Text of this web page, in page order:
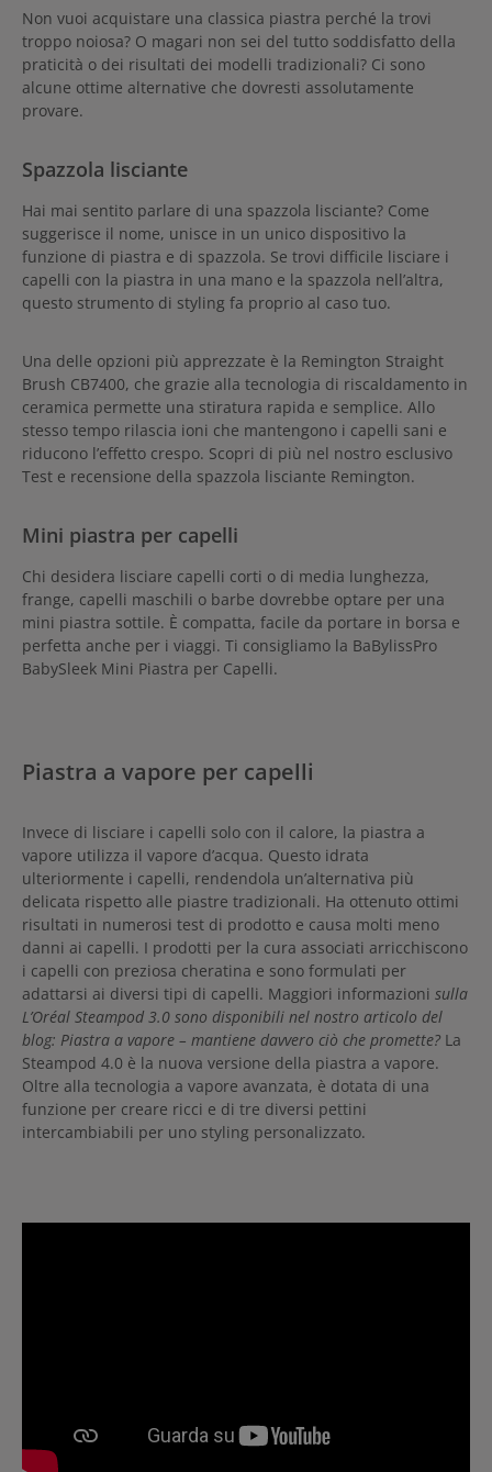
Non vuoi acquistare una classica piastra perché la trovi
troppo noiosa? O magari non sei del tutto soddisfatto della
praticità o dei risultati dei modelli tradizionali? Ci sono
alcune ottime alternative che dovresti assolutamente
provare.
Spazzola lisciante
Hai mai sentito parlare di una spazzola lisciante? Come
suggerisce il nome, unisce in un unico dispositivo la
funzione di piastra e di spazzola. Se trovi difficile lisciare i
capelli con la piastra in una mano e la spazzola nell’altra,
questo strumento di styling fa proprio al caso tuo.
Una delle opzioni più apprezzate è la Remington Straight
Brush CB7400, che grazie alla tecnologia di riscaldamento in
ceramica permette una stiratura rapida e semplice. Allo
stesso tempo rilascia ioni che mantengono i capelli sani e
riducono l’effetto crespo. Scopri di più nel nostro esclusivo
Test e recensione della spazzola lisciante Remington.
Mini piastra per capelli
Chi desidera lisciare capelli corti o di media lunghezza,
frange, capelli maschili o barbe dovrebbe optare per una
mini piastra sottile. È compatta, facile da portare in borsa e
perfetta anche per i viaggi. Ti consigliamo la BaBylissPro
BabySleek Mini Piastra per Capelli.
Piastra a vapore per capelli
Invece di lisciare i capelli solo con il calore, la piastra a
vapore utilizza il vapore d’acqua. Questo idrata
ulteriormente i capelli, rendendola un’alternativa più
delicata rispetto alle piastre tradizionali. Ha ottenuto ottimi
risultati in numerosi test di prodotto e causa molti meno
danni ai capelli. I prodotti per la cura associati arricchiscono
i capelli con preziosa cheratina e sono formulati per
adattarsi ai diversi tipi di capelli. Maggiori informazioni sulla
L’Oréal Steampod 3.0 sono disponibili nel nostro articolo del
blog: Piastra a vapore – mantiene davvero ciò che promette? La
Steampod 4.0 è la nuova versione della piastra a vapore.
Oltre alla tecnologia a vapore avanzata, è dotata di una
funzione per creare ricci e di tre diversi pettini
intercambiabili per uno styling personalizzato.